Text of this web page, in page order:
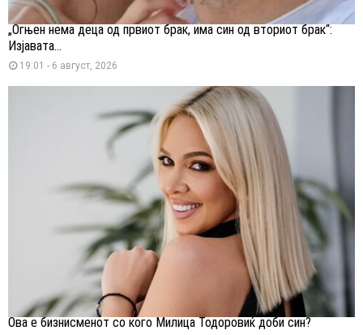
„Огњен нема деца од првиот брак, има син од вториот брак“:
Изјавата...
19:01 - 6 август, 2026
Ова е бизнисменот со кого Милица Тодоровиќ доби син?